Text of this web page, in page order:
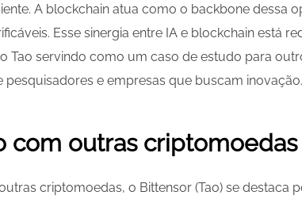
A blockchain atua como o backbone dessa
Esse sinergia entre IA e blockchain está
Tao servindo como um caso de estudo para
pesquisadores e empresas que buscam inovação.
com outras
criptomoedas, o Bittensor (Tao) se destaca